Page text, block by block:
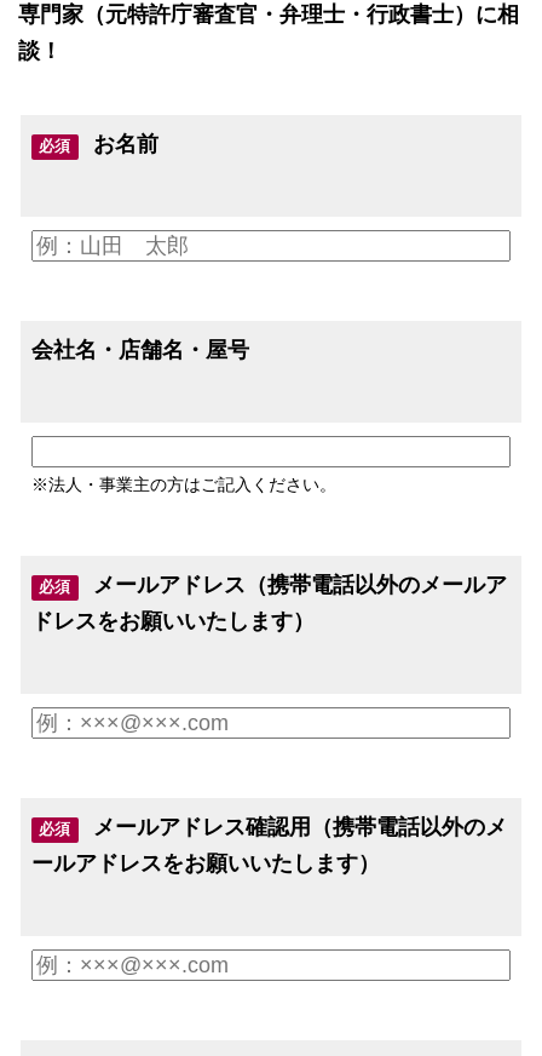
専門家（元特許庁審査官・弁理士・行政書士）に相
談！
必須 お名前
会社名・店舗名・屋号
※法人・事業主の方はご記入ください。
必須
メールアドレス（携帯電話以外のメールア
ドレスをお願いいたします）
必須
メールアドレス確認用（携帯電話以外のメ
ールアドレスをお願いいたします）